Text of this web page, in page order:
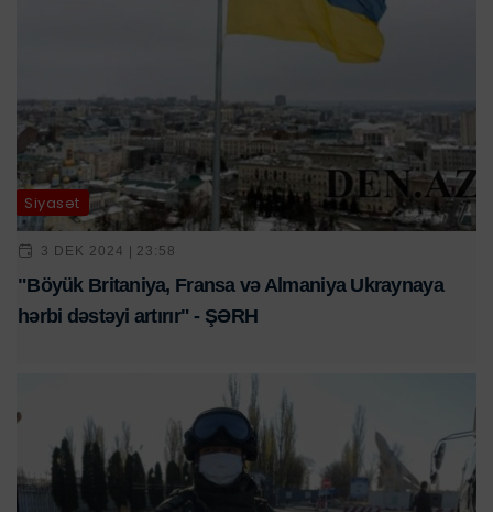
Siyasət
3 DEK 2024 | 23:58
"Böyük Britaniya, Fransa və Almaniya Ukraynaya
hərbi dəstəyi artırır" - ŞƏRH